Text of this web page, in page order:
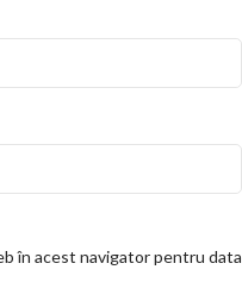
în acest navigator pentru data